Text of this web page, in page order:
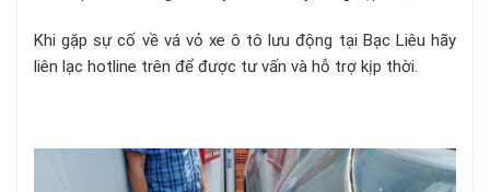
Khi gặp sự cố về vá vỏ xe ô tô lưu động tại Bạc Liêu hãy
liên lạc hotline trên để được tư vấn và hỗ trợ kịp thời.